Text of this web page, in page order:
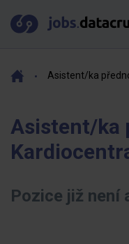
Asistent/ka
Asistent/ka
Pozice již není